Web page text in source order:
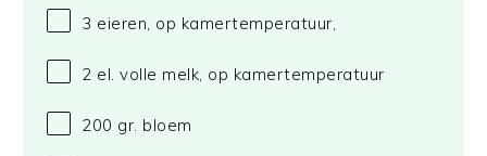
3 eieren, op kamertemperatuur,
2 el. volle melk, op kamertemperatuur
200 gr. bloem